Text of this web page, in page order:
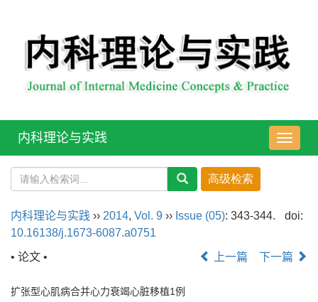
导
航
内科理论与实践
内科理论与实践 ›› 2014, Vol. 9 ›› Issue (05): 343-344.
doi:
10.16138/j.1673-6087.a0751
• 论文 •
上一篇 下一篇
扩张型心肌病合并心力衰竭心脏移植1例